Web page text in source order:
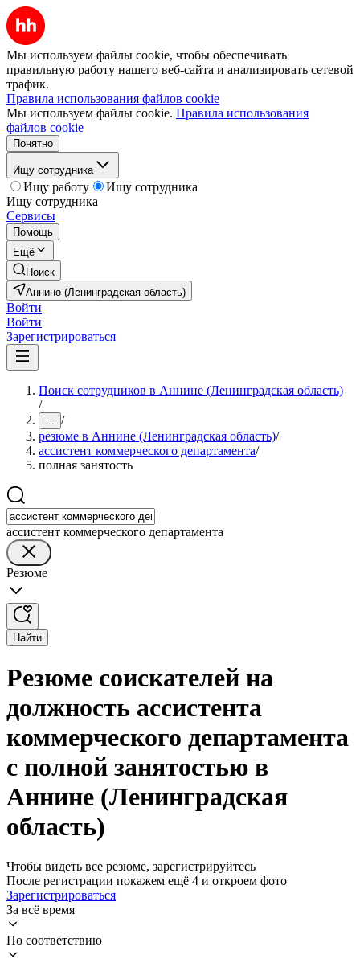
Мы используем файлы cookie, чтобы обеспечивать
правильную работу нашего веб-сайта и анализировать сетевой
трафик.
Правила использования файлов cookie
Мы используем файлы cookie. Правила использования
файлов cookie
Понятно
Ищу сотрудника
Ищу работу
Ищу сотрудника
Ищу сотрудника
Сервисы
Помощь
Ещё
Поиск
Аннино (Ленинградская область)
Войти
Войти
Зарегистрироваться
Поиск сотрудников в Аннине (Ленинградская область)
/
... /
резюме в Аннине (Ленинградская область)/
ассистент коммерческого департамента/
полная занятость
ассистент коммерческого департамента
Резюме
Найти
Резюме соискателей на
должность ассистента
коммерческого департамента
с полной занятостью в
Аннине (Ленинградская
область)
Чтобы видеть все резюме, зарегистрируйтесь
После регистрации покажем ещё 4 и откроем фото
Зарегистрироваться
За всё время
По соответствию